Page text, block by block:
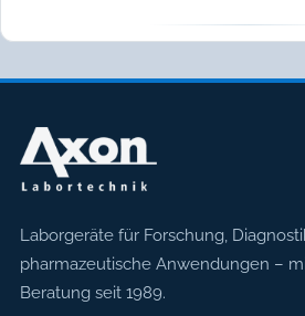
Axon Labortechnik
Laborgeräte für Forschung,
pharmazeutische Anwendungen –
Beratung seit 1989.